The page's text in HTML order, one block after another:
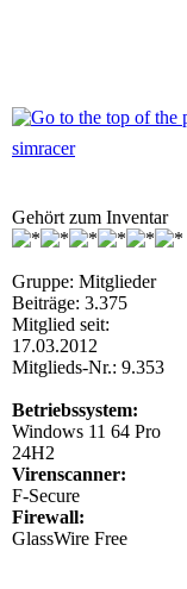
simracer
Gehört zum Inventar
Gruppe: Mitglieder
Beiträge: 3.375
Mitglied seit:
17.03.2012
Mitglieds-Nr.: 9.353
Betriebssystem:
Windows 11 64 Pro
24H2
Virenscanner:
F-Secure
Firewall:
GlassWire Free